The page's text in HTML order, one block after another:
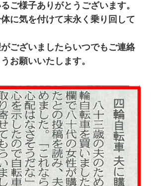
ご様子ありがとうございます。
に気を付けて末永く乗り回して
ございましたらいつでもご連絡
お願いいたします。